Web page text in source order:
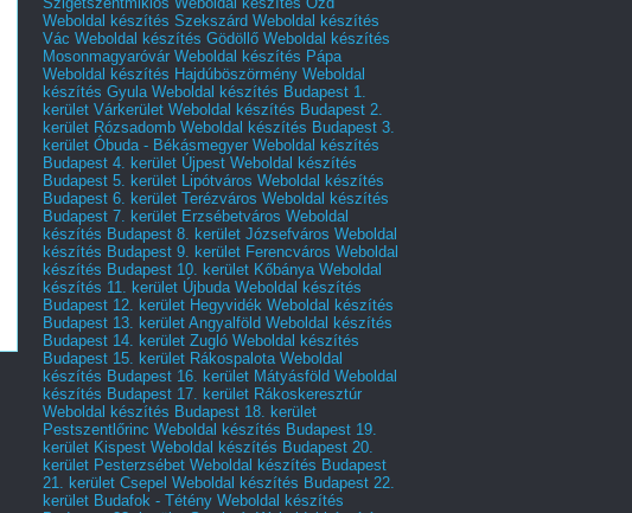
Weboldal készítés Szekszárd Weboldal készítés
Vác Weboldal készítés Gödöllő Weboldal készítés
Mosonmagyaróvár Weboldal készítés Pápa
Weboldal készítés Hajdúböszörmény Weboldal
készítés Gyula Weboldal készítés Budapest 1.
kerület Várkerület Weboldal készítés Budapest 2.
kerület Rózsadomb Weboldal készítés Budapest 3.
kerület Óbuda - Békásmegyer Weboldal készítés
Budapest 4. kerület Újpest Weboldal készítés
Budapest 5. kerület Lipótváros Weboldal készítés
Budapest 6. kerület Terézváros Weboldal készítés
Budapest 7. kerület Erzsébetváros Weboldal
készítés Budapest 8. kerület Józsefváros Weboldal
készítés Budapest 9. kerület Ferencváros Weboldal
készítés Budapest 10. kerület Kőbánya Weboldal
készítés 11. kerület Újbuda Weboldal készítés
Budapest 12. kerület Hegyvidék Weboldal készítés
Budapest 13. kerület Angyalföld Weboldal készítés
Budapest 14. kerület Zugló Weboldal készítés
Budapest 15. kerület Rákospalota Weboldal
készítés Budapest 16. kerület Mátyásföld Weboldal
készítés Budapest 17. kerület Rákoskeresztúr
Weboldal készítés Budapest 18. kerület
Pestszentlőrinc Weboldal készítés Budapest 19.
kerület Kispest Weboldal készítés Budapest 20.
kerület Pesterzsébet Weboldal készítés Budapest
21. kerület Csepel Weboldal készítés Budapest 22.
kerület Budafok - Tétény Weboldal készítés